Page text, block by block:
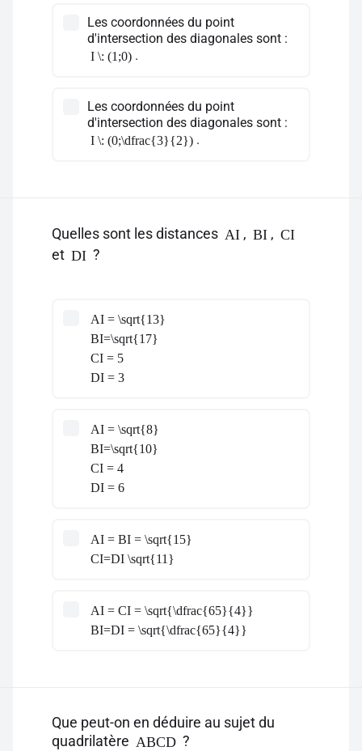
Les coordonnées du point
d'intersection des diagonales sont :
I \: (1;0) .
Les coordonnées du point
d'intersection des diagonales sont :
I \: (0;\dfrac{3}{2}) .
Quelles sont les distances AI , BI , CI
et DI ?
AI = \sqrt{13}
BI=\sqrt{17}
CI = 5
DI = 3
AI = \sqrt{8}
BI=\sqrt{10}
CI = 4
DI = 6
AI = BI = \sqrt{15}
CI=DI \sqrt{11}
AI = CI = \sqrt{\dfrac{65}{4}}
BI=DI = \sqrt{\dfrac{65}{4}}
Que peut-on en déduire au sujet du
quadrilatère ABCD ?